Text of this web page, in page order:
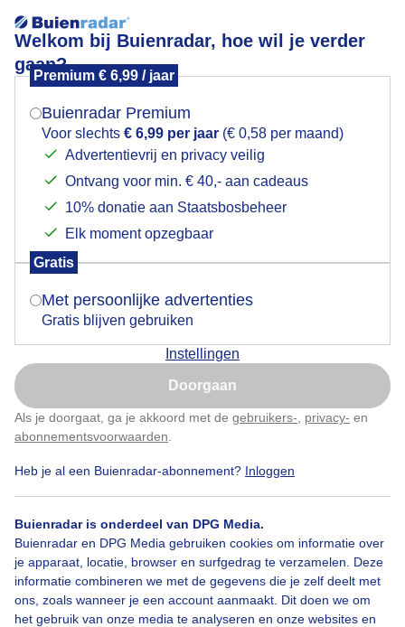
Welkom bij Buienradar, hoe wil je verder
gaan?
Premium € 6,99 / jaar
Buienradar Premium
Voor slechts € 6,99 per jaar (€ 0,58 per maand)
Advertentievrij en privacy veilig
Ontvang voor min. € 40,- aan cadeaus
10% donatie aan Staatsbosbeheer
Elk moment opzegbaar
Gratis
Met persoonlijke advertenties
Gratis blijven gebruiken
Instellingen
Doorgaan
Als je doorgaat, ga je akkoord met de gebruikers- privacy- en
abonnementsvoorwaarden
Heb je al een Buienradar-abonnement? Inloggen
Buienradar is onderdeel van DPG Media.
Buienradar en DPG Media gebruiken cookies om informatie over
je apparaat, locatie, browser en surfgedrag te verzamelen. Deze
informatie combineren we met de gegevens die je zelf deelt met
ons, zoals wanneer je een account aanmaakt. Dit doen we om
het gebruik van onze media te analyseren en onze websites en
Vanmiddag langs het strand
Door: Sjef Kenniphaas Gemaakt: 08-06-2026, 32x bekeken
Een moment geduld aub...
Mogen we je locatie gebruiken voor het
Indien je hier nog geen akkoord op hebt gegeven,
verschijnt er zo een pop-up uit je browser waarin
Is goed, toon de popup
Nu niet, misschien later
Klik hierom dit aan te passen